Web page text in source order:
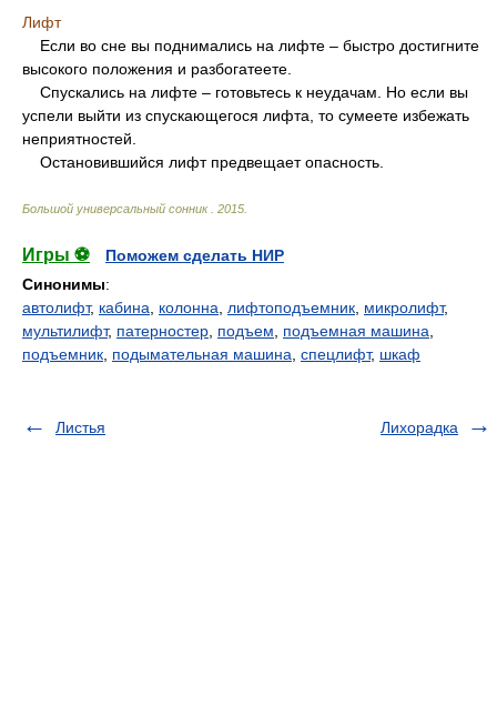
Лифт
Если во сне вы поднимались на лифте – быстро достигните
высокого положения и разбогатеете.
Спускались на лифте – готовьтесь к неудачам. Но если вы
успели выйти из спускающегося лифта, то сумеете избежать
неприятностей.
Остановившийся лифт предвещает опасность.
Большой универсальный сонник 2015
Игры ⚽
Поможем сделать НИР
Синонимы:
автолифт, кабина колонна лифтоподъемник микролифт,
мультилифт, патерностер подъем подъемная машина
подъемник подымательная машина спецлифт, шкаф
Листья Лихорадка